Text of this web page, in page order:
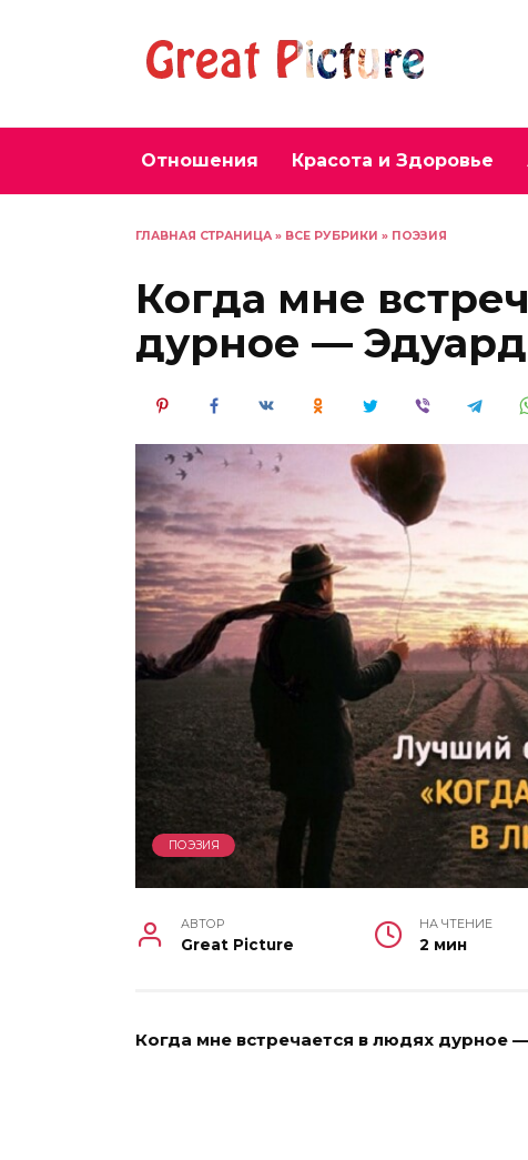
Отношения Красота и Здоровье
ГЛАВНАЯ СТРАНИЦА » ВСЕ РУБРИКИ » ПОЭЗИЯ
Когда мне
дурное —
ПОЭЗИЯ
АВТОР
Great Picture
НА ЧТЕНИЕ
2 мин
Когда мне встречается в людях дурное